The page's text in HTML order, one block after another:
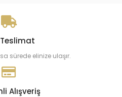
Teslimat
sürede elinize ulaşır.
Alışveriş